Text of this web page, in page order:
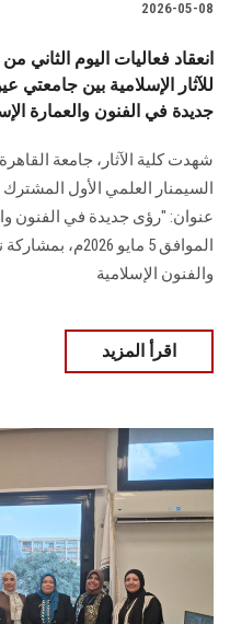
2026-05-08
انعقاد فعاليات اليوم الثاني
للآثار الإسلامية بين
جديدة في الفنون والعمارة
شهدت كلية الآثار، جامعة
السيمنار العلمي الأول المشترك
عنوان: "رؤى جديدة في الفنون
الموافق 5 مايو
والفنون الإسلامية
اقرأ المزيد